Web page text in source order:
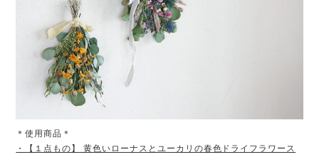
＊使用商品＊
・【１点もの】 黄色いローナスとユーカリの春色ドライフラワース